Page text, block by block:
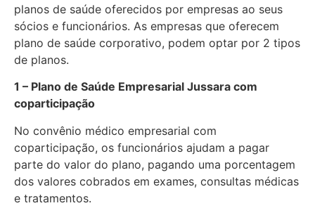
planos de saúde oferecidos por empresas ao seus
sócios e funcionários. As empresas que oferecem
plano de saúde corporativo, podem optar por 2 tipos
de planos.
1 – Plano de Saúde Empresarial Jussara com
coparticipação
No convênio médico empresarial com
coparticipação, os funcionários ajudam a pagar
parte do valor do plano, pagando uma porcentagem
dos valores cobrados em exames, consultas médicas
e tratamentos.